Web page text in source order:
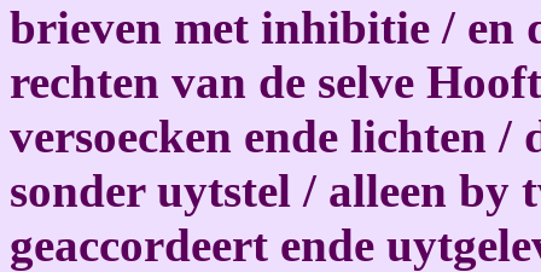
brieven met inhibitie / en
rechten van de selve
versoecken ende lichten
sonder uytstel / alleen by
geaccordeert ende